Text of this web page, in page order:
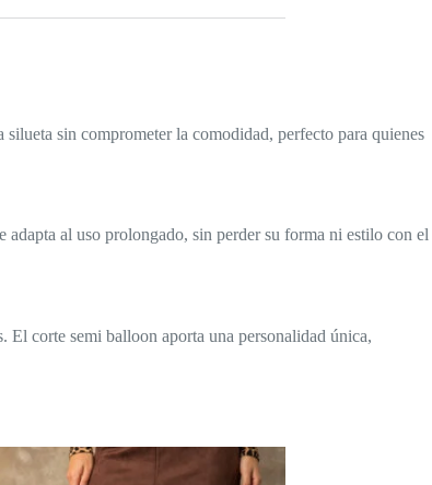
sin comprometer la comodidad, perfecto para quienes
al uso prolongado, sin perder su forma ni estilo con el
El corte semi balloon aporta una personalidad única,